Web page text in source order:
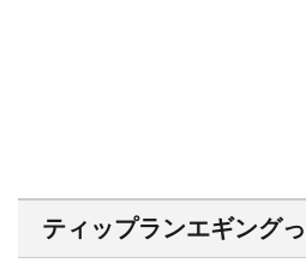
ティップランエギング